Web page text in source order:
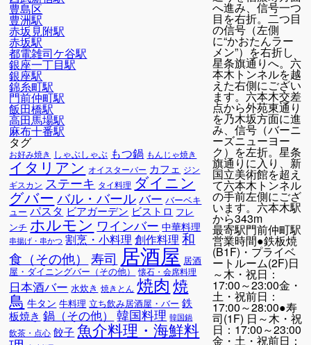
豊島区
豊洲駅
赤坂見附駅
赤坂駅
都電雑司ケ谷駅
銀座一丁目駅
銀座駅
錦糸町駅
門前仲町駅
飯田橋駅
高田馬場駅
麻布十番駅
タグ
お好み焼き しゃぶしゃぶ もつ鍋 もんじゃ焼き
イタリアン オイスターバー カフェ ジン
ギスカン ステーキ タイ料理 ダイニン
グバーバル・バールバー バーベキ
ュー パスタ ビアガーデン ビストロ フレ
ンチ ホルモン ワインバー 中華料理
串揚げ・串かつ 割烹・小料理 創作料理 和
食（その他）
寿司 居酒屋 居酒
屋・ダイニングバー（その他）
懐石・会席料理
日本酒バー 水炊き 焼きとん 焼肉焼
鳥 牛タン 牛料理 立ち飲み居酒屋・バー 鉄
板焼き 鍋（その他） 韓国料理 韓国鍋
飲茶・点心 餃子 魚介料理・海鮮料
へ進み、信号一つ
目を右折。二つ目
の信号（左側
に“かおたんラー
メン”）を右折し
星条旗通りへ。六
本木トンネルを越
えた右側にござい
ます。六本木交差
点から外苑東通り
を乃木坂方面に進
み、信号（バーニ
ーズニューヨー
ク）を左折。星条
旗通りに入り、新
国立美術館を超え
て六本木トンネル
の手前左側にござ
います。六本木駅
から343m
最寄駅門前仲町駅
営業時間●鉄板焼
(B1F)・プライベ
ートルーム(2F)日
～木・祝日：
17:00～23:00金・
土・祝前日：
17:00～28:00●寿
司(1F) 日～木・祝
日：17:00～23:00
金・土・祝前日：